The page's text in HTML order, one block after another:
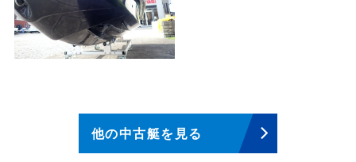
他の中古艇を見る